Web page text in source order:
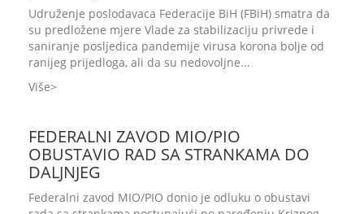
Udruženje poslodavaca Federacije BiH (FBiH) smatra da
su predložene mjere Vlade za stabilizaciju privrede i
saniranje posljedica pandemije virusa korona bolje od
ranijeg prijedloga, ali da su nedovoljne...
Više
FEDERALNI ZAVOD MIO/PIO
OBUSTAVIO RAD SA STRANKAMA DO
DALJNJEG
Federalni zavod MIO/PIO donio je odluku o obustavi